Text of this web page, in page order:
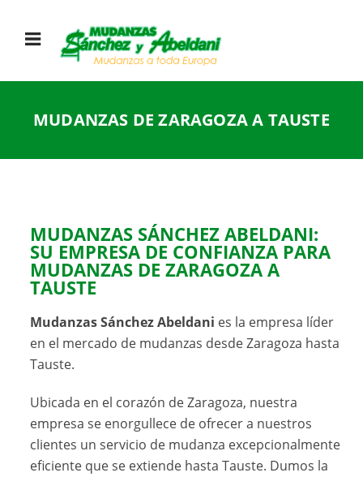
MUDANZAS DE ZARAGOZA A TAUSTE
MUDANZAS SÁNCHEZ ABELDANI:
SU EMPRESA DE CONFIANZA PARA
MUDANZAS DE ZARAGOZA A
TAUSTE
Mudanzas Sánchez Abeldani es la empresa líder
en el mercado de mudanzas desde Zaragoza hasta
Tauste.
Ubicada en el corazón de Zaragoza, nuestra
empresa se enorgullece de ofrecer a nuestros
clientes un servicio de mudanza excepcionalmente
eficiente que se extiende hasta Tauste. Dumos la